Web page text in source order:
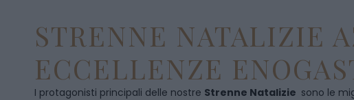
STRENNE NATALIZIE
ECCELLENZE
I protagonisti principali delle nostre Strenne Natalizie sono le